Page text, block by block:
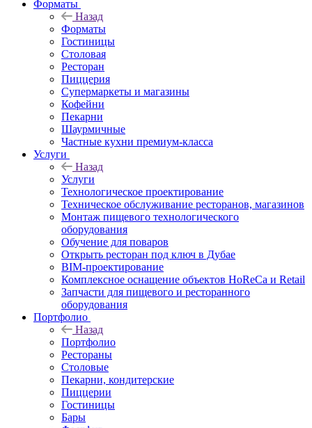
Форматы
Назад
Форматы
Гостиницы
Столовая
Ресторан
Пиццерия
Супермаркеты и магазины
Кофейни
Пекарни
Шаурмичные
Частные кухни премиум-класса
Услуги
Назад
Услуги
Технологическое проектирование
Техническое обслуживание ресторанов, магазинов
Монтаж пищевого технологического
оборудования
Обучение для поваров
Открыть ресторан под ключ в Дубае
BIM-проектирование
Комплексное оснащение объектов HoReCa и Retail
Запчасти для пищевого и ресторанного
оборудования
Портфолио
Назад
Портфолио
Рестораны
Столовые
Пекарни, кондитерские
Пиццерии
Гостиницы
Бары